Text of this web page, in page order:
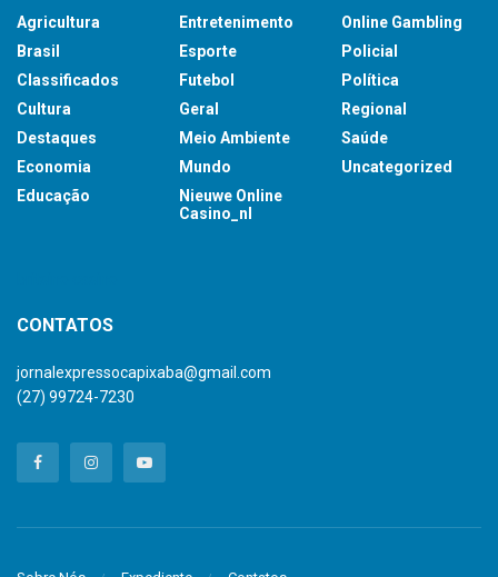
Agricultura
Brasil
Classificados
Cultura
Destaques
Economia
Educação
Entretenimento
Esporte
Futebol
Geral
Meio Ambiente
Mundo
Nieuwe Online
Casino_nl
Online Gambling
Policial
Política
Regional
Saúde
Uncategorized
CONTATOS
jornalexpressocapixaba@gmail.com
(27) 99724-7230